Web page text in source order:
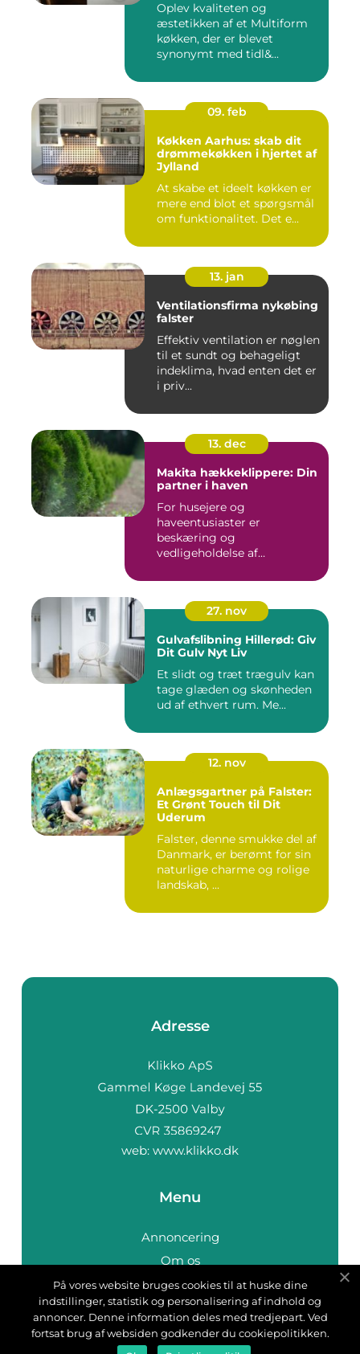
Oplev kvaliteten og
æstetikken af et Multiform
køkken, der er blevet
synonymt med tidl&...
09. feb
Køkken Aarhus: skab dit
drømmekøkken i hjertet af
Jylland
At skabe et ideelt køkken er
mere end blot et spørgsmål
om funktionalitet. Det e...
13. jan
Ventilationsfirma nykøbing
falster
Effektiv ventilation er nøglen
til et sundt og behageligt
indeklima, hvad enten det er
i priv...
13. dec
Makita hækkeklippere: Din
partner i haven
For husejere og
haveentusiaster er
beskæring og
vedligeholdelse af
27. nov
Gulvafslibning Hillerød: Giv
Dit Gulv Nyt Liv
Et slidt og træt trægulv kan
tage glæden og skønheden
ud af ethvert rum. Me...
12. nov
Anlægsgartner på Falster:
Et Grønt Touch til Dit
Uderum
Falster, denne smukke del af
Danmark, er berømt for sin
naturlige charme og rolige
landskab, ...
Adresse
web: www.klikko.dk
Menu
Annoncering
Om os
Cookies
Kontakt os
Sitemap
På vores website bruges cookies til at huske dine
indstillinger, statistik og personalisering af indhold og
annoncer. Denne information deles med tredjepart. Ved
fortsat brug af websiden godkender du cookiepolitikken.